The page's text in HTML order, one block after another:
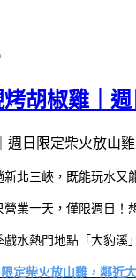
烤胡椒雞｜
北三峽，既能玩水
業一天，僅限週日！
水熱門地點「大豹
定柴火放山雞，鄰近